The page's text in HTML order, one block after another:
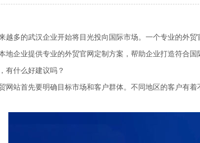
越多的武汉企业开始将目光投向国际市场。一个专业的外
地企业提供专业的外贸官网定制方案，帮助企业打造符合国
有什么好建议吗？
网站首先要明确目标市场和客户群体。不同地区的客户有